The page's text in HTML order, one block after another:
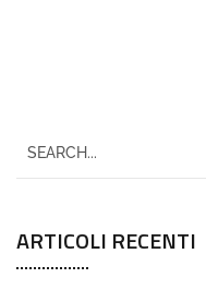
ARTICOLI RECENTI